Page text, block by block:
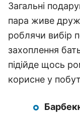
Загальні
пара живе
роблячи вибір
захоплення
підійде щось
корисне у